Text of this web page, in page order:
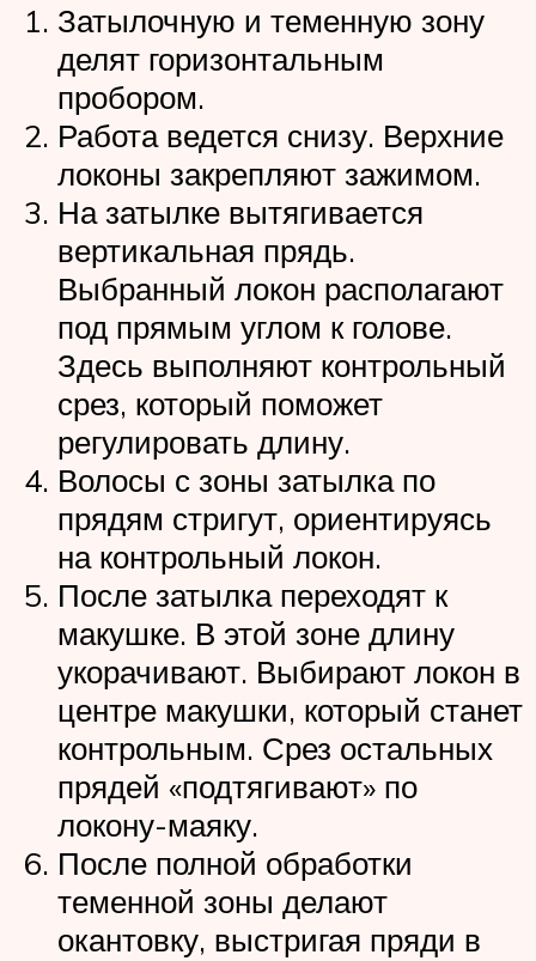
Затылочную и теменную зону
делят горизонтальным
пробором.
Работа ведется снизу. Верхние
локоны закрепляют зажимом.
На затылке вытягивается
вертикальная прядь.
Выбранный локон располагают
под прямым углом к голове.
Здесь выполняют контрольный
срез, который поможет
регулировать длину.
Волосы с зоны затылка по
прядям стригут, ориентируясь
на контрольный локон.
После затылка переходят к
макушке. В этой зоне длину
укорачивают. Выбирают локон в
центре макушки, который станет
контрольным. Срез остальных
прядей «подтягивают» по
локону-маяку.
После полной обработки
теменной зоны делают
окантовку, выстригая пряди в